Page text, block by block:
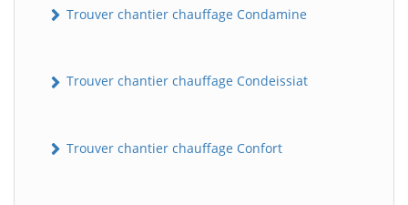
Trouver chantier chauffage Condamine
Trouver chantier chauffage Condeissiat
Trouver chantier chauffage Confort